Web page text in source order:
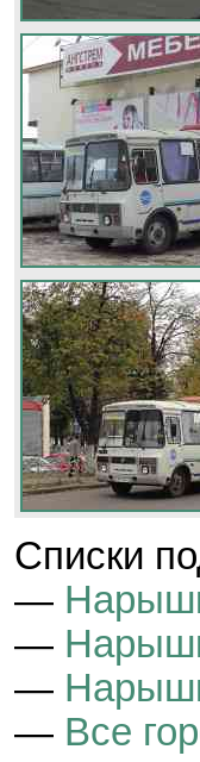
Cписки
—
—
—
— Все